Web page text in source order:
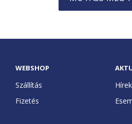
WEBSHOP
Szállítás
Fizetés
Hírek